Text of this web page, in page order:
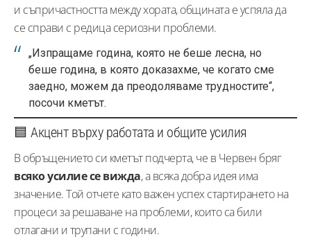
и съпричастността между хората, общината е успяла да
се справи с редица сериозни проблеми.
„Изпращаме година, която не беше лесна, но
беше година, в която доказахме, че когато сме
заедно, можем да преодоляваме трудностите“,
посочи кметът.
🟦 Акцент върху работата и общите усилия
В обръщението си кметът подчерта, че в Червен бряг
всяко усилие се вижда, а всяка добра идея има
значение. Той отчете като важен успех стартирането на
процеси за решаване на проблеми, които са били
отлагани и трупани с години.